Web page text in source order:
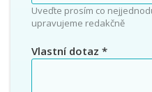
Uveďte prosím co
upravujeme redakčně
Vlastní dotaz *